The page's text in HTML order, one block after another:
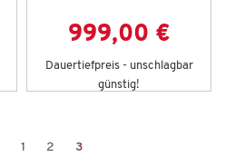
999,00 €
Dauertiefpreis - unschlagbar
günstig!
1 2 3